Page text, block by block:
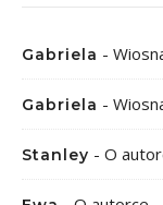
Gabriela -
Gabriela -
Stanley - O